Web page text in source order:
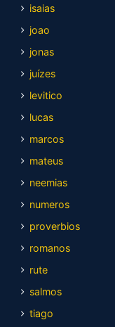
isaias
joao
jonas
juízes
levitico
lucas
marcos
mateus
neemias
numeros
proverbios
romanos
rute
salmos
tiago